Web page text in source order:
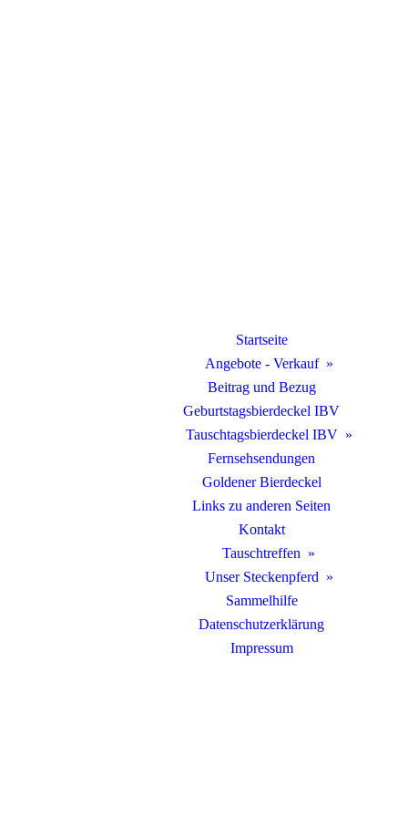
Startseite
Angebote - Verkauf
Beitrag und Bezug
Geburtstagsbierdeckel IBV
Tauschtagsbierdeckel IBV
Fernsehsendungen
Goldener Bierdeckel
Links zu anderen Seiten
Kontakt
Tauschtreffen
Unser Steckenpferd
Sammelhilfe
Datenschutzerklärung
Impressum